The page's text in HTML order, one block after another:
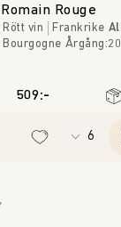
Romain Rouge
Rött vin Frankrike
Bourgogne Årgång:
509:-